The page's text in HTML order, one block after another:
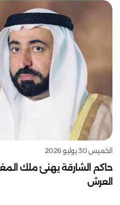
الخميس 30 يوليو 2026
حاكم الشارقة يهنئ ملك
العرش